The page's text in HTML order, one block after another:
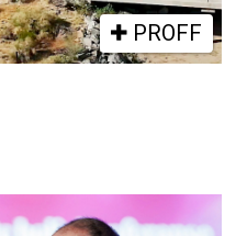
PROFF